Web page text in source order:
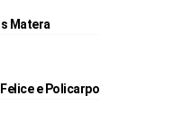
Matera
e Policarpo